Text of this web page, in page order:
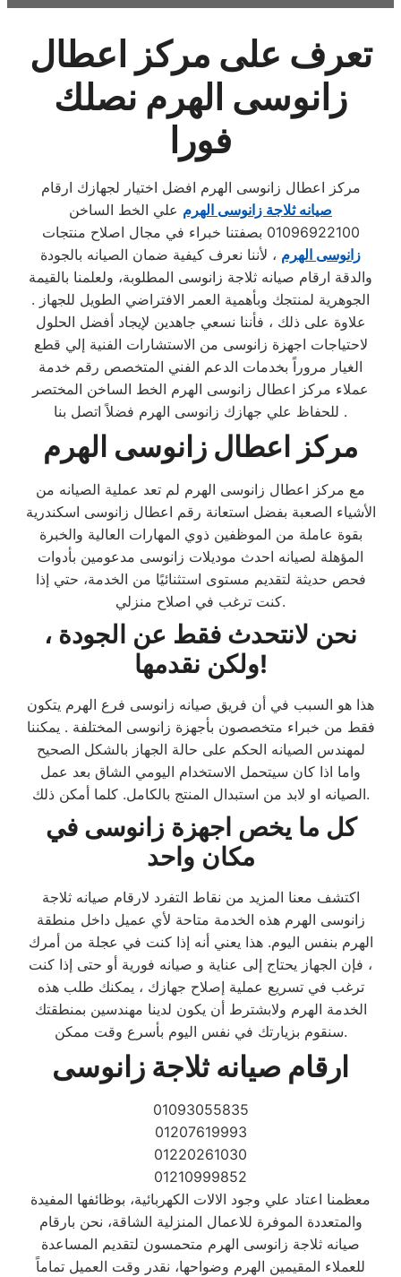
تعرف على مركز اعطال
زانوسى الهرم نصلك
فورا
مركز اعطال زانوسى الهرم افضل اختيار لجهازك ارقام
صيانه ثلاجة زانوسى الهرم علي الخط الساخن
01096922100 بصفتنا خبراء في مجال اصلاح منتجات
زانوسى الهرم ، لأننا نعرف كيفية ضمان الصيانه بالجودة
والدقة ارقام صيانه ثلاجة زانوسى المطلوبة، ولعلمنا بالقيمة
الجوهرية لمنتجك وبأهمية العمر الافتراضي الطويل للجهاز .
علاوة على ذلك ، فأننا نسعي جاهدين لإيجاد أفضل الحلول
لاحتياجات اجهزة زانوسى من الاستشارات الفنية إلي قطع
الغيار مروراً بخدمات الدعم الفني المتخصص رقم خدمة
عملاء مركز اعطال زانوسى الهرم الخط الساخن المختصر
للحفاظ علي جهازك زانوسى الهرم فضلاً اتصل بنا .
مركز اعطال زانوسى الهرم
مع مركز اعطال زانوسى الهرم لم تعد عملية الصيانه من
الأشياء الصعبة بفضل استعانة رقم اعطال زانوسى اسكندرية
بقوة عاملة من الموظفين ذوي المهارات العالية والخبرة
المؤهلة لصيانه احدث موديلات زانوسى مدعومين بأدوات
فحص حديثة لتقديم مستوى استثنائيًا من الخدمة، حتي إذا
كنت ترغب في اصلاح منزلي.
نحن لانتحدث فقط عن الجودة ،
ولكن نقدمها!
هذا هو السبب في أن فريق صيانه زانوسى فرع الهرم يتكون
فقط من خبراء متخصصون بأجهزة زانوسى المختلفة . يمكننا
لمهندس الصيانه الحكم على حالة الجهاز بالشكل الصحيح
واما اذا كان سيتحمل الاستخدام اليومي الشاق بعد عمل
الصيانه او لابد من استبدال المنتج بالكامل. كلما أمكن ذلك.
كل ما يخص اجهزة زانوسى في
مكان واحد
اكتشف معنا المزيد من نقاط التفرد لارقام صيانه ثلاجة
زانوسى الهرم هذه الخدمة متاحة لأي عميل داخل منطقة
الهرم بنفس اليوم. هذا يعني أنه إذا كنت في عجلة من أمرك
، فإن الجهاز يحتاج إلى عناية و صيانه فورية أو حتى إذا كنت
ترغب في تسريع عملية إصلاح جهازك ، يمكنك طلب هذه
الخدمة الهرم ولابشترط أن يكون لدينا مهندسين بمنطقتك
سنقوم بزيارتك في نفس اليوم بأسرع وقت ممكن.
ارقام صيانه ثلاجة زانوسى
01093055835
01207619993
01220261030
01210999852
معظمنا اعتاد علي وجود الالات الكهربائية، بوظائفها المفيدة
والمتعددة الموفرة للاعمال المنزلية الشاقة، نحن بارقام
صيانه ثلاجة زانوسى الهرم متحمسون لتقديم المساعدة
للعملاء المقيمين الهرم وضواحها، نقدر وقت العميل تماماً